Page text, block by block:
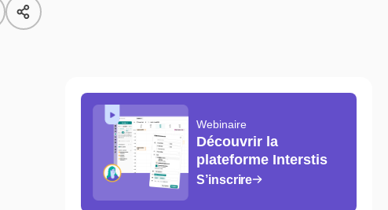
Webinaire
Découvrir la
plateforme Interstis
S’inscrire